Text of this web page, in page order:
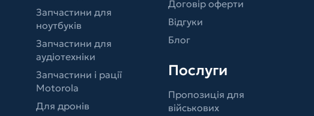
Запчастини для
ноутбуків
Запчастини для
аудіотехніки
Запчастини і рації
Motorola
Для дронів
Договір оферти
Відгуки
Блог
Послуги
Пропозиція для
військових